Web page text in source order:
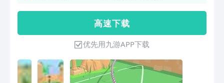
且还有很多玩法等着你去探索，感兴趣的
下载体验吧。
高 速 下 载
优先用九游APP下载